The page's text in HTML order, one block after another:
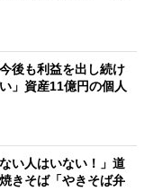
後も利益を出し続け
」資産11億円の個人
い人はいない！」道
きそば「やきそば弁